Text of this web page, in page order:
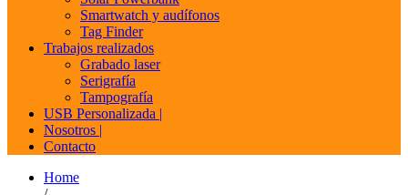
Smartwatch y audífonos
Tag Finder
Trabajos realizados
Grabado laser
Serigrafía
Tampografía
USB Personalizada |
Nosotros |
Contacto
Home